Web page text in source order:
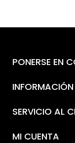
PONERSE EN
INFORMACIÓN
SERVICIO AL
MI CUENTA